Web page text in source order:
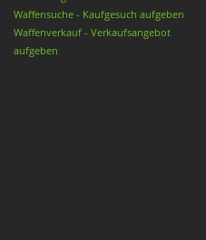
Waffensuche - Kaufgesuch aufgeben
Waffenverkauf - Verkaufsangebot
aufgeben